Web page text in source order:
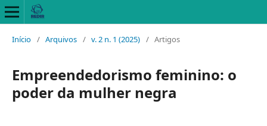
Início / Arquivos / v. 2 n. 1 (2025) / Artigos
Empreendedorismo feminino: o
poder da mulher negra